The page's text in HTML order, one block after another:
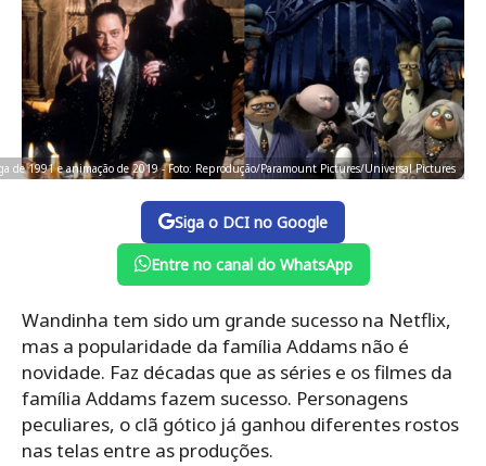
de 1991 e animação de 2019 - Foto: Reprodução/Paramount Pictures/Universal Pictures
Siga o DCI no Google
Entre no canal do WhatsApp
Wandinha tem sido um grande sucesso na Netflix,
mas a popularidade da família Addams não é
novidade. Faz décadas que as séries e os filmes da
família Addams fazem sucesso. Personagens
peculiares, o clã gótico já ganhou diferentes rostos
nas telas entre as produções.